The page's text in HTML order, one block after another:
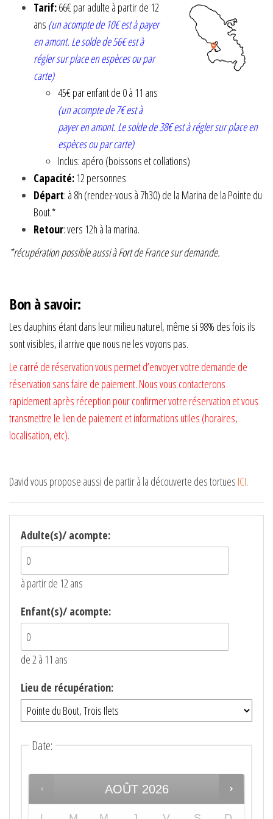
Tarif:66€ par adulte à partir de 12
ans (un acompte de 10€ est à payer
en amont. Le solde de 56€ est à
régler sur place en espèces ou par
carte)
45€ par enfant de 0 à 11 ans
(un acompte de 7€ est à
payer en amont. Le solde de 38€ est à régler sur place en
espèces ou par carte)
Inclus: apéro (boissons et collations)
Capacité:12 personnes
Départ: à 8h (rendez-vous à 7h30) de la Marina de la Pointe du
Bout.*
Retour: vers 12h à la marina.
*récupération possible aussi à Fort de France sur demande.
Bon à savoir:
Les dauphins étant dans leur milieu naturel, même si 98% des fois ils
sont visibles, il arrive que nous ne les voyons pas.
Le carré de réservation vous permet d’envoyer votre demande de
réservation sans faire de paiement. Nous vous contacterons
rapidement après réception pour confirmer votre réservation et vous
transmettre le lien de paiement et informations utiles (horaires,
localisation, etc).
David vous propose aussi de partir à la découverte des tortues ICI.
Adulte(s)/ acompte:
à partir de 12 ans
Enfant(s)/ acompte:
de 2 à 11 ans
Lieu de récupération:
Date:
AOÛT 2026